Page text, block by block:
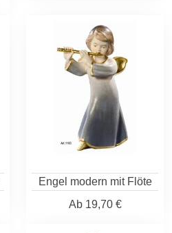
Engel modern mit Flöte
Ab19,70 €